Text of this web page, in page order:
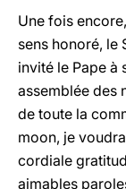
Une fois
sens honoré, le
invité le Pape à
assemblée des
de toute la
moon, je
cordiale
aimables